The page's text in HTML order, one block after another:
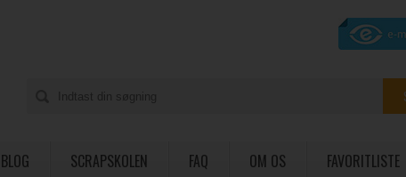
BLOG SCRAPSKOLEN FAQ OM OS FAVORITLISTE